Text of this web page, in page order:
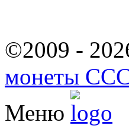
©2009 -
монеты
Меню